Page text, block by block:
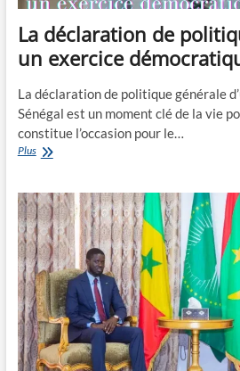
La déclaration de
un exercice
La déclaration de politique générale
Sénégal est un moment clé de la vie
constitue l’occasion pour le…
PlusLa
politique
générale
:
un
exercice
démocratique
important.